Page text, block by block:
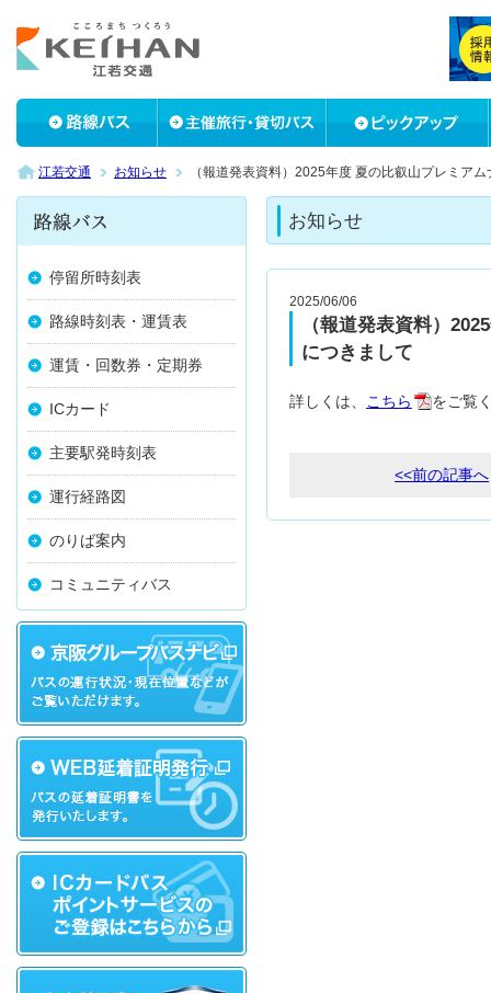
江若交通 お知らせ （報道発表資料）2025年度 夏の比叡山プレミア
停留所時刻表
路線時刻表・運賃表
運賃・回数券・定期券
ICカード
主要駅発時刻表
運行経路図
のりば案内
コミュニティバス
お知らせ
2025/06/06
（報道発表資料）
につきまして
詳しくは、 こちら をご覧
<<前の記事へ